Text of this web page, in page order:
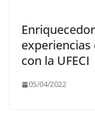
experiencias
con la UFECI
05/04/2022